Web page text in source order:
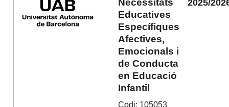
Educatives
Específiques
Afectives,
Emocionals i
de Conducta
en Educació
Infantil
Codi: 105053
2025/